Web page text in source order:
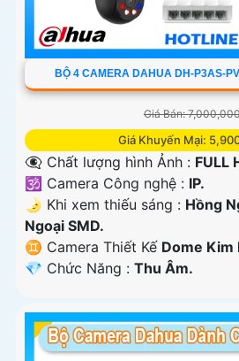
BỘ 4 CAMERA DAHUA DH-P3AS-
Giá Bán:
Giá Khuyến Mại:
👁️‍🗨 Chất lượng hình Ảnh : FULL
🕉️ Camera Công nghệ : IP.
🌛 Khi xem thiếu sáng : Hồng
Ngoại SMD.
♊ Camera Thiết Kế Dome Kim
️💎 Chức Năng : Thu Âm.